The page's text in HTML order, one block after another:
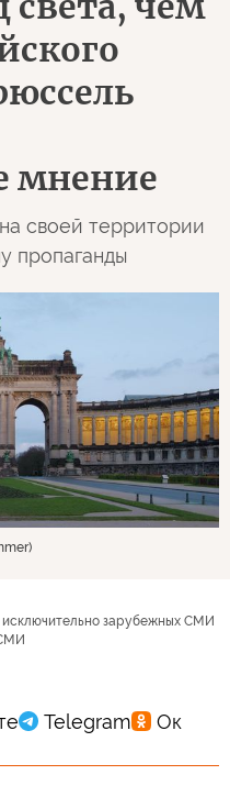
мнение
своей территории
пропаганды
зарубежных СМИ